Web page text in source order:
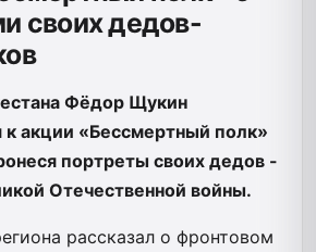
своих дедов-
Фёдор Щукин
к акции «Бессмертный полк»
портреты своих дедов -
Отечественной войны.
рассказал о фронтовом